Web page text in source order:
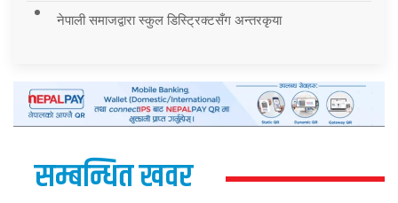
नेपाली समाजद्वारा स्कुल डिस्ट्रिक्टसँग अन्तरकृया
सम्बन्धित खवर